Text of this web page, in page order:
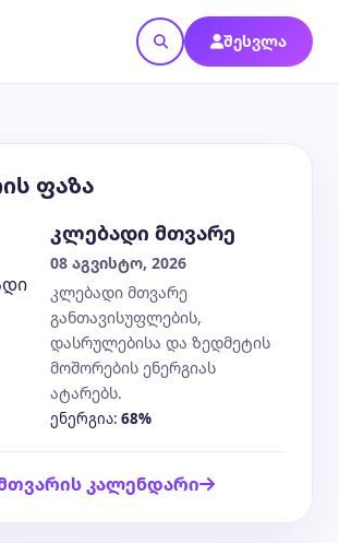
შესვლა
ფაზა
კლებადი მთვარე
08 აგვისტო, 2026
კლებადი მთვარე
განთავისუფლების,
დასრულებისა და ზედმეტის
მოშორების ენერგიას
ატარებს.
ენერგია: 68%
კალენდარი